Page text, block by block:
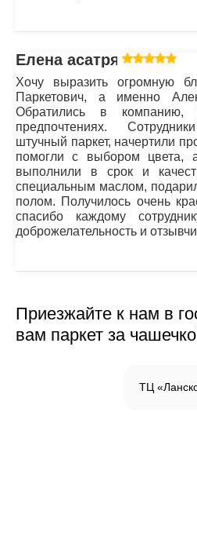
Елена асатрян
Хочу выразить огромную
Паркетович, а именно
Обратились в компанию,
предпочтениях.
штучный паркет, начертили
помогли с выбором цвета,
выполнили в срок и
специальным маслом,
полом. Получилось очень
спасибо каждому
доброжелательность и
Приезжайте к нам в
вам паркет за
ТЦ